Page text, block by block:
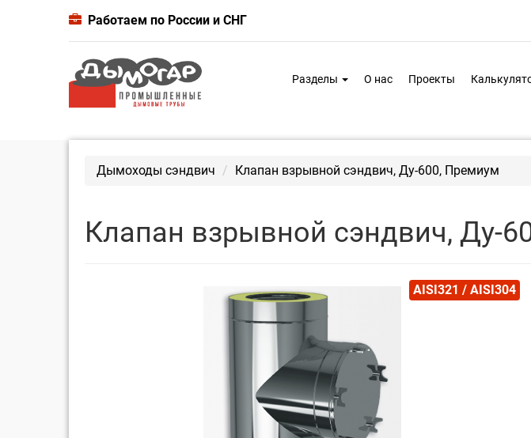
Работаем по России и СНГ
Разделы О нас Проекты
Дымоходы сэндвич Клапан взрывной сэндвич, Ду-600, Премиум
Клапан взрывной сэндвич, Ду-
AISI321 / AISI304